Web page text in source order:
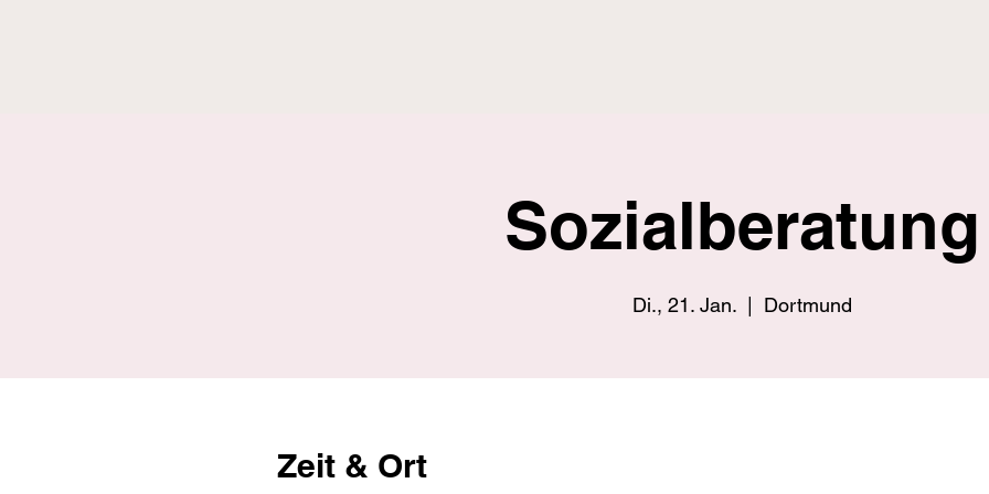
Sozialberatung
Di., 21. Jan.
  |
Dortmund
Zeit & Ort